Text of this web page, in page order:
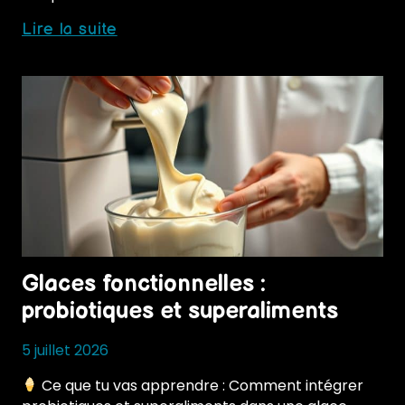
Lire la suite
sportive
:
nouveau
marché
Glaces fonctionnelles :
probiotiques et superaliments
5 juillet 2026
Ce que tu vas apprendre : Comment intégrer